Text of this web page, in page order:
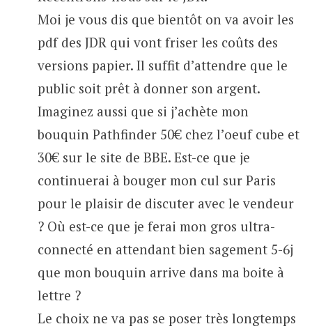
Moi je vous dis que bientôt on va avoir les
pdf des JDR qui vont friser les coûts des
versions papier. Il suffit d’attendre que le
public soit prêt à donner son argent.
Imaginez aussi que si j’achète mon
bouquin Pathfinder 50€ chez l’oeuf cube et
30€ sur le site de BBE. Est-ce que je
continuerai à bouger mon cul sur Paris
pour le plaisir de discuter avec le vendeur
? Où est-ce que je ferai mon gros ultra-
connecté en attendant bien sagement 5-6j
que mon bouquin arrive dans ma boite à
lettre ?
Le choix ne va pas se poser très longtemps